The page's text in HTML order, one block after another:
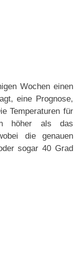
Wochen einen
eine Prognose,
Temperaturen für
höher als das
die genauen
sogar 40 Grad